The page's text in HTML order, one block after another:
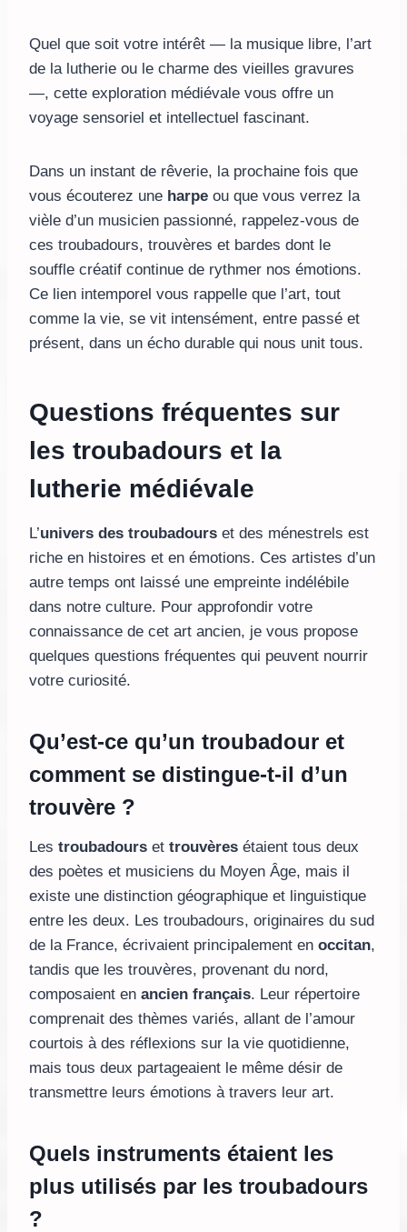
Quel que soit votre intérêt — la musique libre, l’art
de la lutherie ou le charme des vieilles gravures
—, cette exploration médiévale vous offre un
voyage sensoriel et intellectuel fascinant.
Dans un instant de rêverie, la prochaine fois que
vous écouterez une harpe ou que vous verrez la
vièle d’un musicien passionné, rappelez-vous de
ces troubadours, trouvères et bardes dont le
souffle créatif continue de rythmer nos émotions.
Ce lien intemporel vous rappelle que l’art, tout
comme la vie, se vit intensément, entre passé et
présent, dans un écho durable qui nous unit tous.
Questions fréquentes sur
les troubadours et la
lutherie médiévale
L’univers des troubadours et des ménestrels est
riche en histoires et en émotions. Ces artistes d’un
autre temps ont laissé une empreinte indélébile
dans notre culture. Pour approfondir votre
connaissance de cet art ancien, je vous propose
quelques questions fréquentes qui peuvent nourrir
votre curiosité.
Qu’est-ce qu’un troubadour et
comment se distingue-t-il d’un
trouvère ?
Les troubadours et trouvères étaient tous deux
des poètes et musiciens du Moyen Âge, mais il
existe une distinction géographique et linguistique
entre les deux. Les troubadours, originaires du sud
de la France, écrivaient principalement en occitan,
tandis que les trouvères, provenant du nord,
composaient en ancien français. Leur répertoire
comprenait des thèmes variés, allant de l’amour
courtois à des réflexions sur la vie quotidienne,
mais tous deux partageaient le même désir de
transmettre leurs émotions à travers leur art.
Quels instruments étaient les
plus utilisés par les troubadours
?